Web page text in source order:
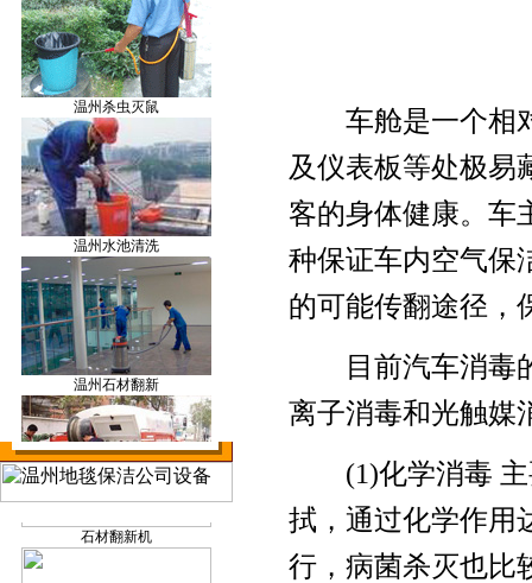
温州杀虫灭鼠
温州水池清洗
温州石材翻新
温州管道疏通
割草机
空气监测仪
洗地车
车舱是一个相对
及仪表板等处极易
客的身体健康。车
种保证车内空气保
的可能传翻途径，
目前汽车消毒的
离子消毒和光触媒
(1)化学消毒 主
拭，通过化学作用
行，病菌杀灭也比